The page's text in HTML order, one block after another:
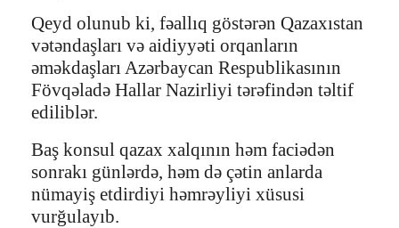
Qeyd olunub ki, fəallıq göstərən Qazaxıstan
vətəndaşları və aidiyyəti orqanların
əməkdaşları Azərbaycan Respublikasının
Fövqəladə Hallar Nazirliyi tərəfindən təltif
ediliblər.
Baş konsul qazax xalqının həm faciədən
sonrakı günlərdə, həm də çətin anlarda
nümayiş etdirdiyi həmrəyliyi xüsusi
vurğulayıb.